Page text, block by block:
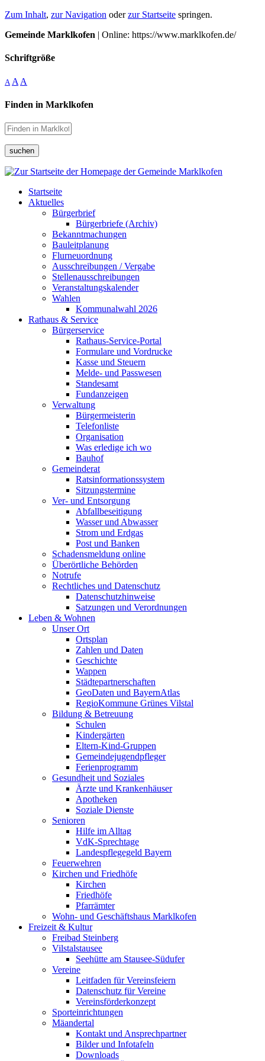
Zum Inhalt, zur Navigation oderzur Startseite springen.
Gemeinde Marklkofen | Online: https://www.marklkofen.de/
Schriftgröße
A A A
Finden in Marklkofen
suchen
Startseite
Aktuelles
Bürgerbrief
Bürgerbriefe (Archiv)
Bekanntmachungen
Bauleitplanung
Flurneuordnung
Ausschreibungen / Vergabe
Stellenausschreibungen
Veranstaltungskalender
Wahlen
Kommunalwahl 2026
Rathaus & Service
Bürgerservice
Rathaus-Service-Portal
Formulare und Vordrucke
Kasse und Steuern
Melde- und Passwesen
Standesamt
Fundanzeigen
Verwaltung
Bürgermeisterin
Telefonliste
Organisation
Was erledige ich wo
Bauhof
Gemeinderat
Ratsinformationssystem
Sitzungstermine
Ver- und Entsorgung
Abfallbeseitigung
Wasser und Abwasser
Strom und Erdgas
Post und Banken
Schadensmeldung online
Überörtliche Behörden
Notrufe
Rechtliches und Datenschutz
Datenschutzhinweise
Satzungen und Verordnungen
Leben & Wohnen
Unser Ort
Ortsplan
Zahlen und Daten
Geschichte
Wappen
Städtepartnerschaften
GeoDaten und BayernAtlas
RegioKommune Grünes Vilstal
Bildung & Betreuung
Schulen
Kindergärten
Eltern-Kind-Gruppen
Gemeindejugendpfleger
Ferienprogramm
Gesundheit und Soziales
Ärzte und Krankenhäuser
Apotheken
Soziale Dienste
Senioren
Hilfe im Alltag
VdK-Sprechtage
Landespflegegeld Bayern
Feuerwehren
Kirchen und Friedhöfe
Kirchen
Friedhöfe
Pfarrämter
Wohn- und Geschäftshaus Marklkofen
Freizeit & Kultur
Freibad Steinberg
Vilstalstausee
Seehütte am Stausee-Südufer
Vereine
Leitfaden für Vereinsfeiern
Datenschutz für Vereine
Vereinsförderkonzept
Sporteinrichtungen
Mäandertal
Kontakt und Ansprechpartner
Bilder und Infotafeln
Downloads